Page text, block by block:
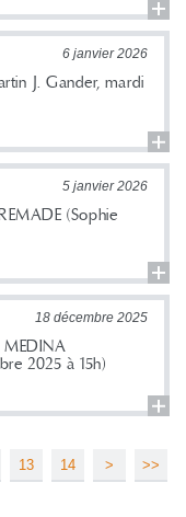
J. Gander, mardi
6 janvier 2026
(Sophie
5 janvier 2026
MEDINA
2025 à 15h)
18 décembre 2025
13 14 > >>